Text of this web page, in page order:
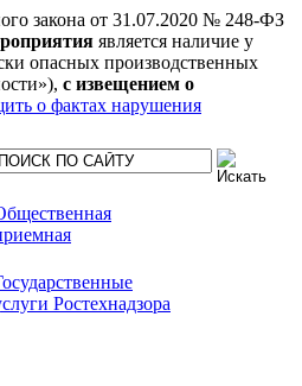
закона от 31.07.2020 № 248-ФЗ
является наличие у
опасных производственных
с извещением о
о фактах нарушения
Ростехнадзора